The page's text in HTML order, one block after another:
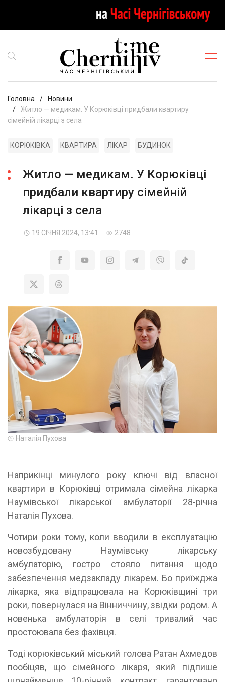
Головна
Новини
Житло — медикам. У Корюківці придбали квартиру
сімейній лікарці з села
КОРЮКІВКА КВАРТИРА ЛІКАР БУДИНОК
Житло — медикам. У Корюківці
придбали квартиру сімейній
лікарці з села
19 СІЧНЯ 2024, 13:41 2748
Наталія Пухова
Наприкінці минулого року ключі від власної
квартири в Корюківці отримала сімейна лікарка
Наумівської лікарської амбулаторії 28-річна
Наталія Пухова.
Чотири роки тому, коли вводили в експлуатацію
новозбудовану Наумівську лікарську
амбулаторію, гостро стояло питання щодо
забезпечення медзакладу лікарем. Бо приїжджа
лікарка, яка відпрацювала на Корюківщині три
роки, повернулася на Вінниччину, звідки родом. А
новенька амбулаторія в селі тривалий час
простоювала без фахівця.
Тоді корюківський міський голова Ратан Ахмедов
пообіцяв, що сімейного лікаря, який підпише